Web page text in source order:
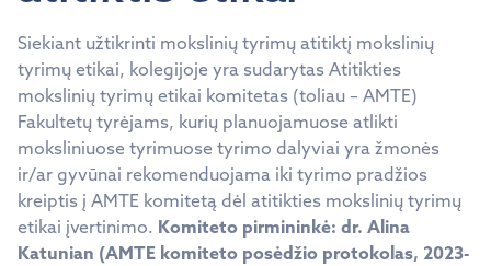
Siekiant užtikrinti mokslinių tyrimų atitiktį mokslinių
tyrimų etikai, kolegijoje yra sudarytas Atitikties
mokslinių tyrimų etikai komitetas (toliau – AMTE)
Fakultetų tyrėjams, kurių planuojamuose atlikti
moksliniuose tyrimuose tyrimo dalyviai yra žmonės
ir/ar gyvūnai rekomenduojama iki tyrimo pradžios
kreiptis į AMTE komitetą dėl atitikties mokslinių tyrimų
etikai įvertinimo. Komiteto pirmininkė: dr. Alina
Katunian (AMTE komiteto posėdžio protokolas, 2023-